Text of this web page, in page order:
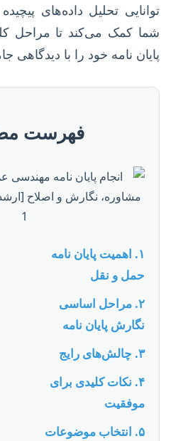
توانایی تحلیل داده‌های
شما کمک می‌کند تا مراحل
پایان نامه خود را با
فهرست
۱. اهمیت پایان نامه
حمل و نقل
۲. مراحل اساسی
نگارش پایان نامه
۳. چالش‌های رایج
۴. نکات کلیدی برای
موفقیت
۵. انتخاب موضوعات